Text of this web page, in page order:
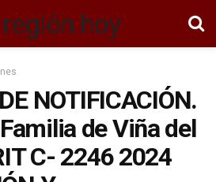
NOTIFICACIÓN.
de Viña del
C- 2246 2024